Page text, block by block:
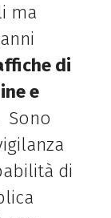
ma
di
e
Sono
di